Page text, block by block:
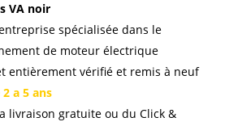
VA noir
spécialisée dans le
de moteur électrique
entièrement vérifié et remis à neuf
a 5 ans
livraison gratuite ou du Click &